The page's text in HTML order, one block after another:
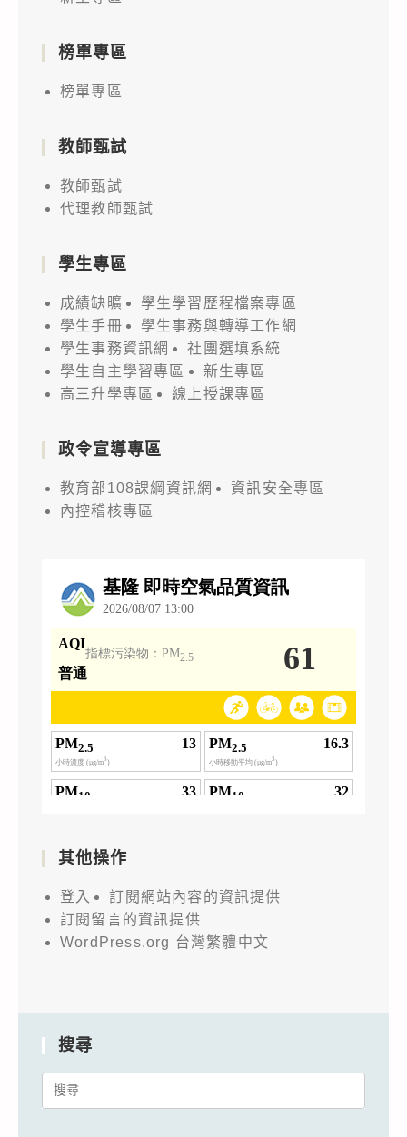
榜單專區
榜單專區
教師甄試
教師甄試
代理教師甄試
學生專區
成績缺曠
學生學習歷程檔案專區
學生手冊
學生事務與轉導工作網
學生事務資訊網
社團選填系統
學生自主學習專區
新生專區
高三升學專區
線上授課專區
政令宣導專區
教育部108課綱資訊網
資訊安全專區
內控稽核專區
其他操作
登入
訂閱網站內容的資訊提供
訂閱留言的資訊提供
WordPress.org 台灣繁體中文
搜尋
Search